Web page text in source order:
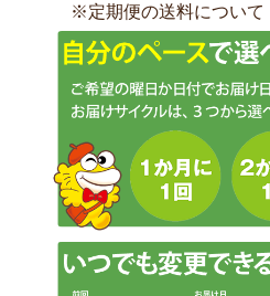
※定期便の送料について